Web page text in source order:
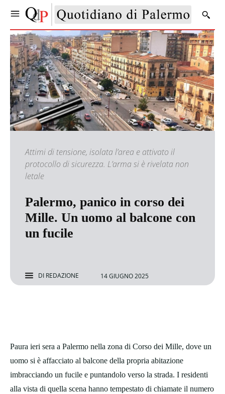
Attimi di tensione, isolata l’area e attivato il
protocollo di sicurezza. L’arma si è rivelata non
letale
Palermo, panico in corso dei
Mille. Un uomo al balcone con
un fucile
DI REDAZIONE 14 GIUGNO 2025
Paura ieri sera a Palermo nella zona di Corso dei Mille, dove un
uomo si è affacciato al balcone della propria abitazione
imbracciando un fucile e puntandolo verso la strada. I residenti
alla vista di quella scena hanno tempestato di chiamate il numero